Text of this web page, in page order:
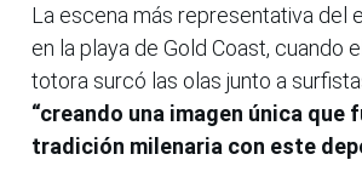
La escena más representativa del
en la playa de Gold Coast, cuando
totora surcó las olas junto a
“creando una imagen única que
tradición milenaria con este